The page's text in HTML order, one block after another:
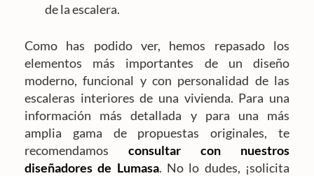
de la escalera.
Como has podido ver, hemos repasado los
elementos más importantes de un diseño
moderno, funcional y con personalidad de las
escaleras interiores de una vivienda. Para una
información más detallada y para una más
amplia gama de propuestas originales, te
recomendamos consultar con nuestros
diseñadores de Lumasa. No lo dudes, ¡solicita